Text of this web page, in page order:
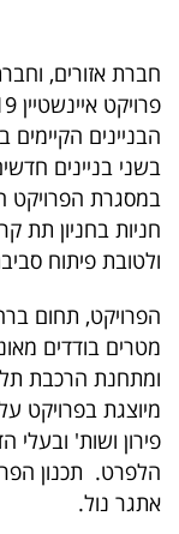
5
המילון
הכלכלי
פודקאסט
40
UNDER
40
שיתופי
פעולה
חברת אזורים,
במסגרת הפרויקט
חניות בחניון תת
ולטובת פיתוח
הפרויקט, תחום
מטרים בודדים
ומתחנת הרכבת תל
מיוצגת בפרויקט
פירון ושות' ובעלי
הלפרט. תכנון
אתגר נול.